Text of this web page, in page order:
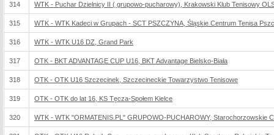
314 WTK - Puchar Dzielnicy II ( grupowo-pucharowy), Krakowski Klub Tenisowy
315 WTK - WTK Kadeci w Grupach - SCT PSZCZYNA, Śląskie Centrum Tenisa
316 WTK - WTK U16 DZ, Grand Park
317 OTK - BKT ADVANTAGE CUP U16, BKT Advantage Bielsko-Biała
318 OTK - OTK U16 Szczecinek, Szczecineckie Towarzystwo Tenisowe
319 OTK - OTK do lat 16, KS Tęcza-Społem Kielce
320 WTK - WTK "ORMATENIS.PL" GRUPOWO-PUCHAROWY, Starochorzowskie